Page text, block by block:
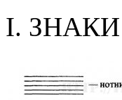
I. ЗНАКИ